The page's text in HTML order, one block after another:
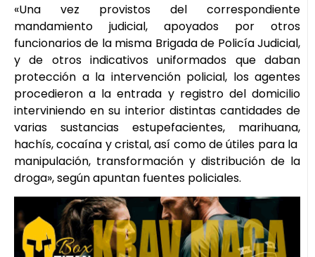
«Una vez provistos del correspondiente
mandamiento judicial, apoyados por otros
funcionarios de la misma Brigada de Policía Judicial,
y de otros indicativos uniformados que daban
protección a la intervención policial, los agentes
procedieron a la entrada y registro del domicilio
interviniendo en su interior distintas cantidades de
varias sustancias estupefacientes, marihuana,
hachís, cocaína y cristal, así como de útiles para la
manipulación, transformación y distribución de la
droga», según apuntan fuentes policiales.